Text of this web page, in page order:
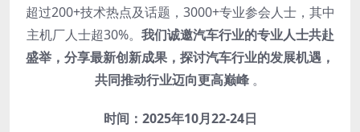
超过200+技术热点及话题，3000+专业参会人士，其中
主机厂人士超30%。 我们诚邀汽车行业的专业人士共赴
盛举，分享最新创新成果，探讨汽车行业的发展机遇，
共同推动行业迈向更高巅峰 。
时间：2025年10月22-24日